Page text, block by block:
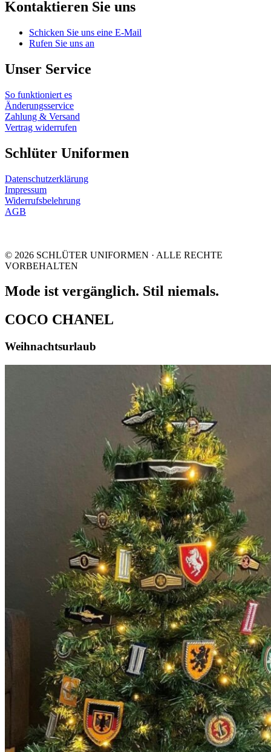
Kontaktieren Sie uns
Schicken Sie uns eine E-Mail
Rufen Sie uns an
Unser Service
So funktioniert es
Änderungsservice
Zahlung & Versand
Vertrag widerrufen
Schlüter Uniformen
Datenschutzerklärung
Impressum
Widerrufsbelehrung
AGB
© 2026 SCHLÜTER UNIFORMEN · ALLE RECHTE
VORBEHALTEN
Mode ist vergänglich. Stil niemals.
COCO CHANEL
Weihnachtsurlaub